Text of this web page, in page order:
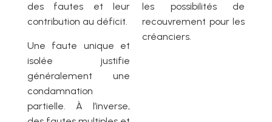
des fautes et leur
contribution au déficit.
Une faute unique et
isolée justifie
généralement une
condamnation
partielle. À l’inverse,
les possibilités de
recouvrement pour les
créanciers.